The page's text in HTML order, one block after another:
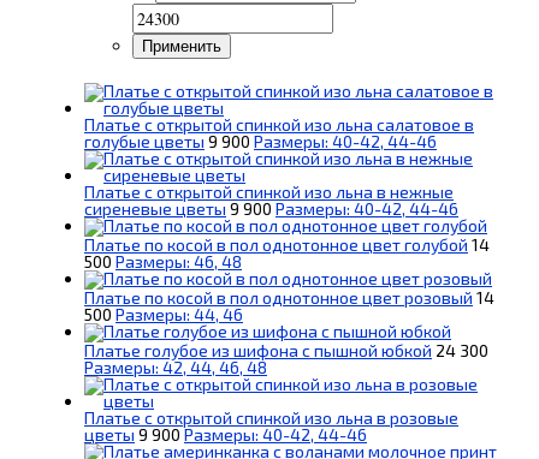
Применить
Платье с открытой спинкой изо льна салатовое в
голубые цветы 9 900 Размеры: 40-42, 44-46
Платье с открытой спинкой изо льна в нежные
сиреневые цветы 9 900 Размеры: 40-42, 44-46
Платье по косой в пол однотонное цвет голубой 14
500 Размеры: 46, 48
Платье по косой в пол однотонное цвет розовый 14
500 Размеры: 44, 46
Платье голубое из шифона с пышной юбкой 24 300
Размеры: 42, 44, 46, 48
Платье с открытой спинкой изо льна в розовые
цветы 9 900 Размеры: 40-42, 44-46